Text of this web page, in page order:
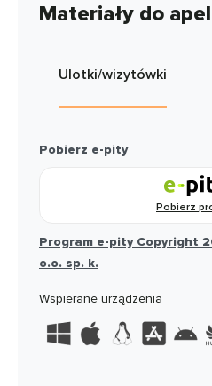
Materiały do
Ulotki/wizytówki
Pobierz e-pity
Pobierz
Program e-pity Copyright
o.o. sp. k.
Wspierane urządzenia